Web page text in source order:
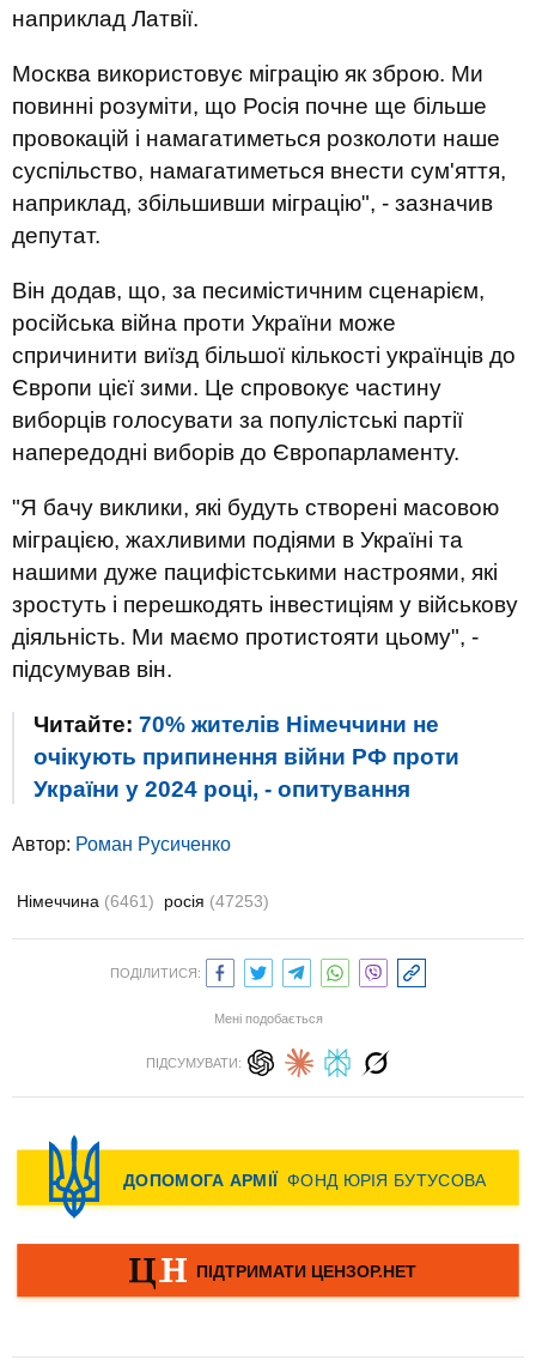
наприклад Латвії.
Москва використовує міграцію як зброю. Ми
повинні розуміти, що Росія почне ще більше
провокацій і намагатиметься розколоти наше
суспільство, намагатиметься внести сум'яття,
наприклад, збільшивши міграцію", - зазначив
депутат.
Він додав, що, за песимістичним сценарієм,
російська війна проти України може
спричинити виїзд більшої кількості українців до
Європи цієї зими. Це спровокує частину
виборців голосувати за популістські партії
напередодні виборів до Європарламенту.
"Я бачу виклики, які будуть створені масовою
міграцією, жахливими подіями в Україні та
нашими дуже пацифістськими настроями, які
зростуть і перешкодять інвестиціям у військову
діяльність. Ми маємо протистояти цьому", -
підсумував він.
Читайте: 70% жителів Німеччини не
очікують припинення війни РФ проти
України у 2024 році, - опитування
Автор: Роман Русиченко
Німеччина (6461) росія (47253)
ПОДІЛИТИСЯ:
Мені подобається
ПІДСУМУВАТИ: